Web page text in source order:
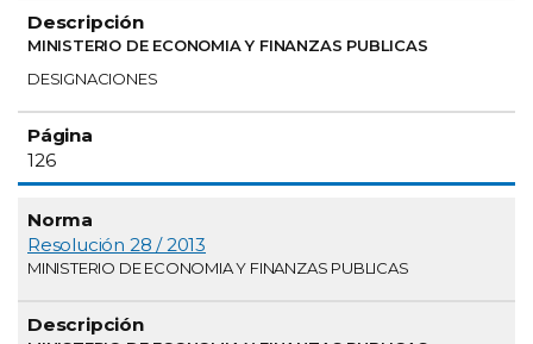
MINISTERIO DE ECONOMIA Y FINANZAS PUBLICAS
DESIGNACIONES
126
Resolución 28 / 2013
MINISTERIO DE ECONOMIA Y FINANZAS PUBLICAS